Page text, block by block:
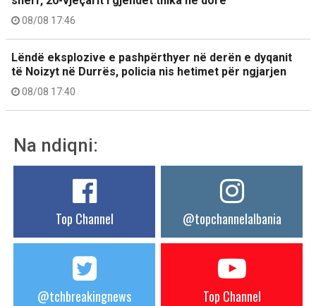
08/08 17:46
Lëndë eksplozive e pashpërthyer në derën e dyqanit
të Noizyt në Durrës, policia nis hetimet për ngjarjen
08/08 17:40
Na ndiqni:
Top Channel @topchannelalbania
@tchbreakingnews Top Channel